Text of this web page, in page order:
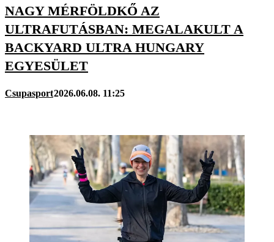
NAGY MÉRFÖLDKŐ AZ
ULTRAFUTÁSBAN: MEGALAKULT A
BACKYARD ULTRA HUNGARY
EGYESÜLET
Csupasport2026.06.08. 11:25